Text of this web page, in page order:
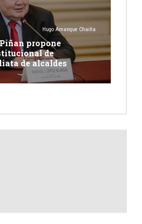
Hugo Amanque Chaiña
propone
de
de alcaldes